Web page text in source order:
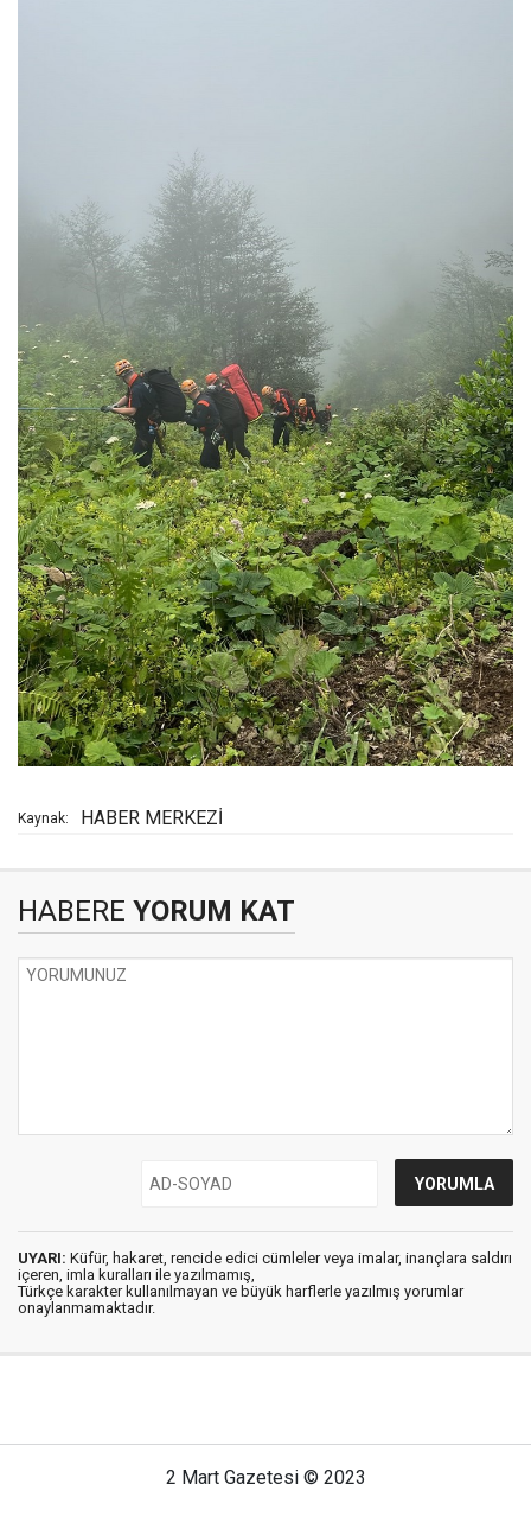
Kaynak: HABER MERKEZİ
HABERE YORUM KAT
UYARI: Küfür, hakaret, rencide edici cümleler veya imalar, inançlara saldırı
içeren, imla kuralları ile yazılmamış,
Türkçe karakter kullanılmayan ve büyük harflerle yazılmış yorumlar
onaylanmamaktadır.
2 Mart Gazetesi © 2023